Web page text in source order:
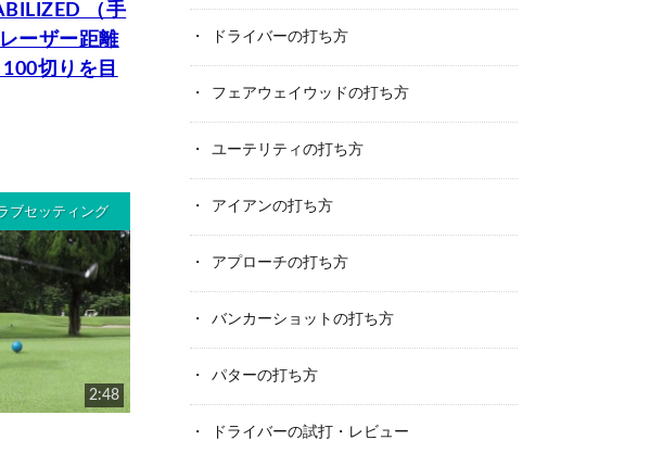
（手
ーザー距離
切りを目
ブセッティング
2:48
ドライバーの打ち方
フェアウェイウッドの打ち方
ユーテリティの打ち方
アイアンの打ち方
アプローチの打ち方
バンカーショットの打ち方
パターの打ち方
ドライバーの試打・レビュー